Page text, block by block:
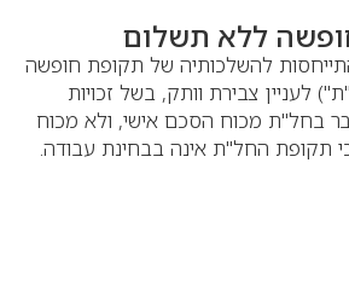
ללא תשלום
להשלכותיה של תקופת חופשה
צבירת וותק, בשל זכויות
בחל"ת מכוח הסכם אישי, ולא מכוח
החל"ת אינה בבחינת עבודה.